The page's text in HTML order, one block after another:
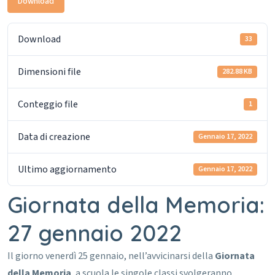
Download 33
Dimensioni file 282.88 KB
Conteggio file 1
Data di creazione Gennaio 17, 2022
Ultimo aggiornamento Gennaio 17, 2022
Giornata della Memoria:
27 gennaio 2022
Il giorno venerdì 25 gennaio, nell’avvicinarsi della Giornata